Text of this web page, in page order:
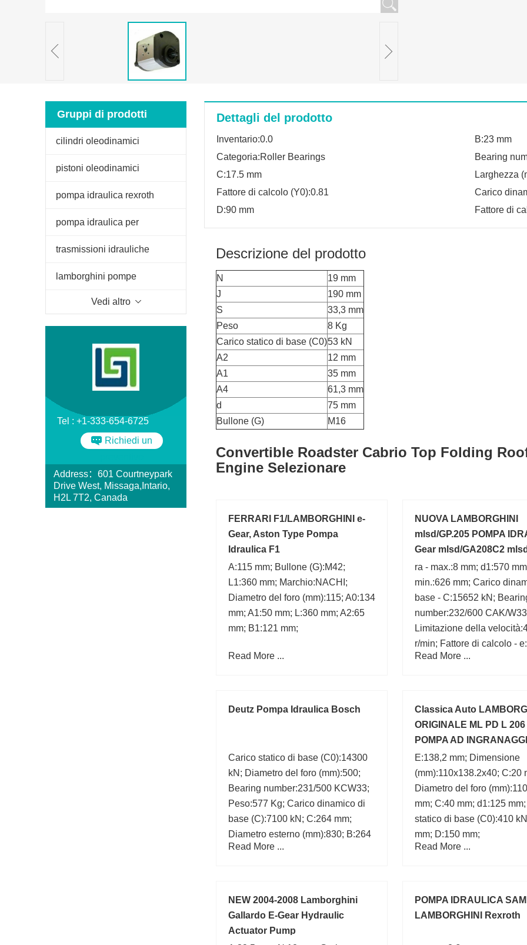
Gruppi di prodotti
cilindri oleodinamici
pistoni oleodinamici
pompa idraulica rexroth
pompa idraulica per
sollevatore trattore
trasmissioni idrauliche
lamborghini pompe
oleodinamiche
Vedi altro
Tel : +1-333-654-6725
Richiedi un
Address：601 Courtneypark
Drive West, Missaga,Intario,
H2L 7T2, Canada
Dettagli del prodotto
Inventario:0.0
B:23 mm
Categoria:Roller Bearings
Bearing
C:17.5 mm
Larghezza
Fattore di calcolo (Y0):0.81
Carico
D:90 mm
Fattore di
Descrizione del prodotto
N
19 mm
J
190 mm
S
33,3 mm
Peso
8 Kg
Carico statico di base (C0)53 kN
A2
12 mm
A1
35 mm
A4
61,3 mm
d
75 mm
Bullone (G)
M16
Convertible Roadster Cabrio Top Folding
Engine Selezionare
FERRARI F1/LAMBORGHINI e-
Gear, Aston Type Pompa
Idraulica F1
A:115 mm; Bullone (G):M42;
L1:360 mm; Marchio:NACHI;
Diametro del foro (mm):115; A0:134
mm; A1:50 mm; L:360 mm; A2:65
mm; B1:121 mm;
Read More ...
NUOVA LAMBORGHINI
mlsd/GP.205 POMPA
Gear mlsd/GA208C2
FI881762
ra - max.:8 mm; d1:570
min.:626 mm; Carico
base - C:15652 kN;
number:232/600 CAK/
Limitazione della
r/min; Fattore di calcolo -
B1:445 mm; Larghezza
Read More ...
Deutz Pompa Idraulica Bosch
Carico statico di base (C0):14300
kN; Diametro del foro (mm):500;
Bearing number:231/500 KCW33;
Peso:577 Kg; Carico dinamico di
base (C):7100 kN; C:264 mm;
Diametro esterno (mm):830; B:264
mm; Marchio:CX; d:500 mm;
Read More ...
Classica Auto
ORIGINALE ML PD L 206
POMPA AD INGRANAGGI
coperchio testa,
E:138,2 mm; Dimensione
(mm):110x138.2x40; C:20
Diametro del foro
mm; C:40 mm; d1:125
statico di base (C0):410
mm; D:150 mm;
Read More ...
NEW 2004-2008 Lamborghini
Gallardo E-Gear Hydraulic
Actuator Pump
POMPA IDRAULICA
LAMBORGHINI Rexroth